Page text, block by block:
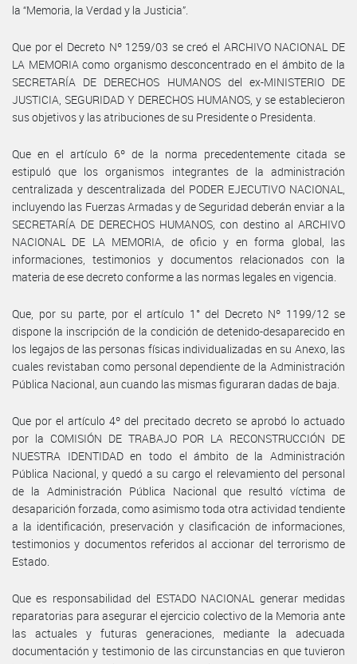
la “Memoria, la Verdad y la Justicia”.
Que por el Decreto Nº 1259/03 se creó el ARCHIVO NACIONAL DE
LA MEMORIA como organismo desconcentrado en el ámbito de la
SECRETARÍA DE DERECHOS HUMANOS del ex-MINISTERIO DE
JUSTICIA, SEGURIDAD Y DERECHOS HUMANOS, y se establecieron
sus objetivos y las atribuciones de su Presidente o Presidenta.
Que en el artículo 6º de la norma precedentemente citada se
estipuló que los organismos integrantes de la administración
centralizada y descentralizada del PODER EJECUTIVO NACIONAL,
incluyendo las Fuerzas Armadas y de Seguridad deberán enviar a la
SECRETARÍA DE DERECHOS HUMANOS, con destino al ARCHIVO
NACIONAL DE LA MEMORIA, de oficio y en forma global, las
informaciones, testimonios y documentos relacionados con la
materia de ese decreto conforme a las normas legales en vigencia.
Que, por su parte, por el artículo 1° del Decreto Nº 1199/12 se
dispone la inscripción de la condición de detenido-desaparecido en
los legajos de las personas físicas individualizadas en su Anexo, las
cuales revistaban como personal dependiente de la Administración
Pública Nacional, aun cuando las mismas figuraran dadas de baja.
Que por el artículo 4º del precitado decreto se aprobó lo actuado
por la COMISIÓN DE TRABAJO POR LA RECONSTRUCCIÓN DE
NUESTRA IDENTIDAD en todo el ámbito de la Administración
Pública Nacional, y quedó a su cargo el relevamiento del personal
de la Administración Pública Nacional que resultó víctima de
desaparición forzada, como asimismo toda otra actividad tendiente
a la identificación, preservación y clasificación de informaciones,
testimonios y documentos referidos al accionar del terrorismo de
Estado.
Que es responsabilidad del ESTADO NACIONAL generar medidas
reparatorias para asegurar el ejercicio colectivo de la Memoria ante
las actuales y futuras generaciones, mediante la adecuada
documentación y testimonio de las circunstancias en que tuvieron